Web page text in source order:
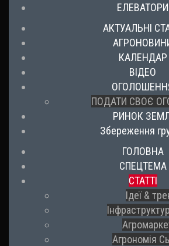
ЕЛЕВАТОРИ
АКТУАЛЬНІ
КАЛЕНДАР
ВІДЕО
ПОДАТИ СВОЄ
РИНОК
Збереження
ГОЛОВНА
СПЕЦТЕМА
СТАТТІ
Ідеї &
Агрономія